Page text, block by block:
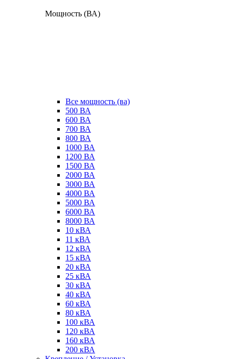
Мощность (ВА)
Все мощность (ва)
500 ВА
600 ВА
700 ВА
800 ВА
1000 ВА
1200 ВА
1500 ВА
2000 ВА
3000 ВА
4000 ВА
5000 ВА
6000 ВА
8000 ВА
10 кВА
11 кВА
12 кВА
15 кВА
20 кВА
25 кВА
30 кВА
40 кВА
60 кВА
80 кВА
100 кВА
120 кВА
160 кВА
200 кВА